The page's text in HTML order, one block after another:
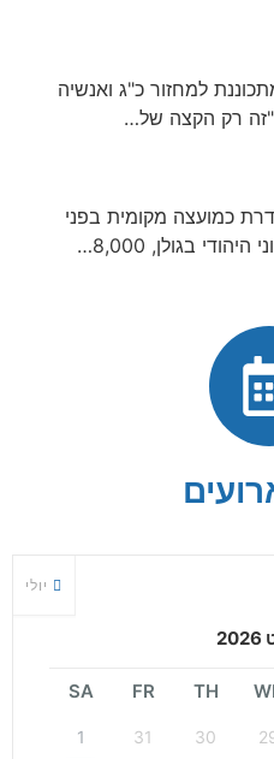
למחזור כ"ג ואנשיה
רק הקצה של…
הוקמה ב-1977 ומוגדרת כמועצה מקומית בפני
בגולן, 8,000…
יולי
TH
FR
SA
30
31
1